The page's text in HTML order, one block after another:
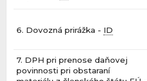
6. Dovozná prirážka - ID
7. DPH pri prenose daňovej
povinnosti pri obstaraní